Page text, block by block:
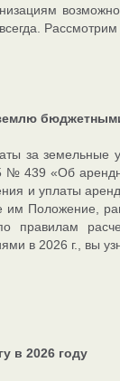
Рассмотрим
за земельные
439 «Об
и уплаты
им Положение,
правилам
в 2026 г., вы
в 2026 году